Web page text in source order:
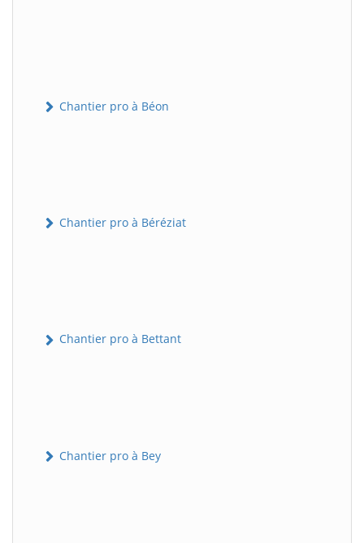
Chantier pro à Béon
Chantier pro à Béréziat
Chantier pro à Bettant
Chantier pro à Bey